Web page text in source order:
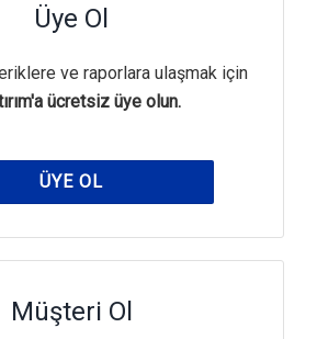
Üye Ol
ve raporlara ulaşmak için
ücretsiz üye olun.
ÜYE OL
Müşteri Ol